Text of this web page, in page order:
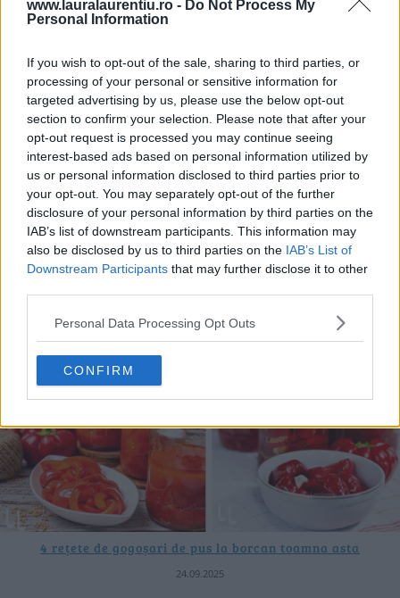
www.lauralaurentiu.ro - Do Not Process My
Personal Information
If you wish to opt-out of the sale, sharing to third parties, or
processing of your personal or sensitive information for
targeted advertising by us, please use the below opt-out
section to confirm your selection. Please note that after your
opt-out request is processed you may continue seeing
interest-based ads based on personal information utilized by
us or personal information disclosed to third parties prior to
your opt-out. You may separately opt-out of the further
disclosure of your personal information by third parties on the
IAB’s list of downstream participants. This information may
also be disclosed by us to third parties on the IAB’s List of
Downstream Participants that may further disclose it to other
Personal Data Processing Opt Outs
CONFIRM
10 rețete cu dovlecei de pregătit vara asta
04.08.2026
4 rețete de gogoșari de pus la borcan toamna asta
24.09.2025